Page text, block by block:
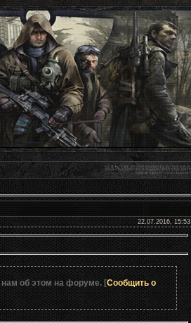
22.07.2016, 15:53
об этом на форуме. [Сообщить о